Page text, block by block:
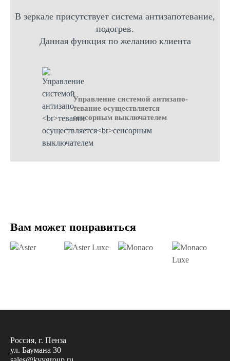
Вам может понравиться
В зеркале присутствует система антизапотевание,
подогрев.
Данная функция по желанию клиента
Управление системой антизапо-
тевание осуществляется
сенсорным выключателем
Россия, г. Пенза
ул. Баумана 30